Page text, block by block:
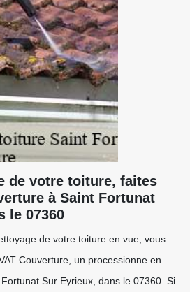
de votre toiture, faites
à Saint Fortunat
le 07360
de votre toiture en vue, vous
Couverture, un processionne en
Sur Eyrieux, dans le 07360. Si